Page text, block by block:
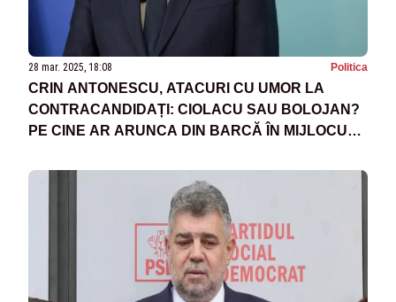
28 mar. 2025, 18:08 Politica
CRIN ANTONESCU, ATACURI CU UMOR LA
CONTRACANDIDAȚI: CIOLACU SAU BOLOJAN?
PE CINE AR ARUNCA DIN BARCĂ ÎN MIJLOCUL